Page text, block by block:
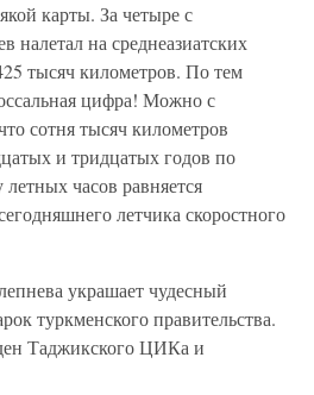
карты. За четыре с
налетал на среднеазиатских
тысяч километров. По тем
цифра! Можно с
сотня тысяч километров
и тридцатых годов по
часов равняется
летчика скоростного
украшает чудесный
туркменского правительства.
Таджикского ЦИКа и